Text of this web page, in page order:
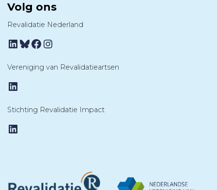
Volg ons
Revalidatie Nederland
LinkedIn
Bluesky
Facebook
Instagram
Vereniging van Revalidatieartsen
LinkedIn
Stichting Revalidatie Impact
LinkedIn